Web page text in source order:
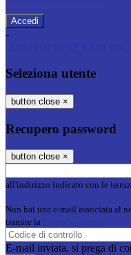
-
Seleziona utente
button close ×
Recupero password
button close ×
all'indirizzo indicato con le
Non hai una e-mail associata al
tramite la
E-mail inviata, si prega di